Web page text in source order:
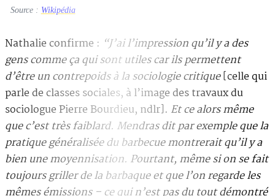
Source : Wikipédia
Nathalie confirme : “J’ai l’impression qu’il y a des
gens comme ça qui sont utiles car ils permettent
d’être un contrepoids à la sociologie critique[celle qui
parle de classes sociales, à l’image des travaux du
sociologue Pierre Bourdieu, ndlr]. Et ce alors même
que c’est très faiblard. Mendras dit par exemple que la
pratique généralisée du barbecue montrerait qu’il y a
bien une moyennisation. Pourtant, même si on se fait
toujours griller de la barbaque et que l’on regarde les
mêmes émissions – ce qui n’est pas du tout démontré